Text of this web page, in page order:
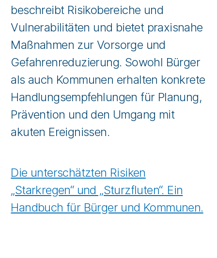
beschreibt Risikobereiche und
Vulnerabilitäten und bietet praxisnahe
Maßnahmen zur Vorsorge und
Gefahrenreduzierung. Sowohl Bürger
als auch Kommunen erhalten konkrete
Handlungsempfehlungen für Planung,
Prävention und den Umgang mit
akuten Ereignissen.
Die unterschätzten Risiken
„Starkregen“ und „Sturzfluten“. Ein
Handbuch für Bürger und Kommunen.